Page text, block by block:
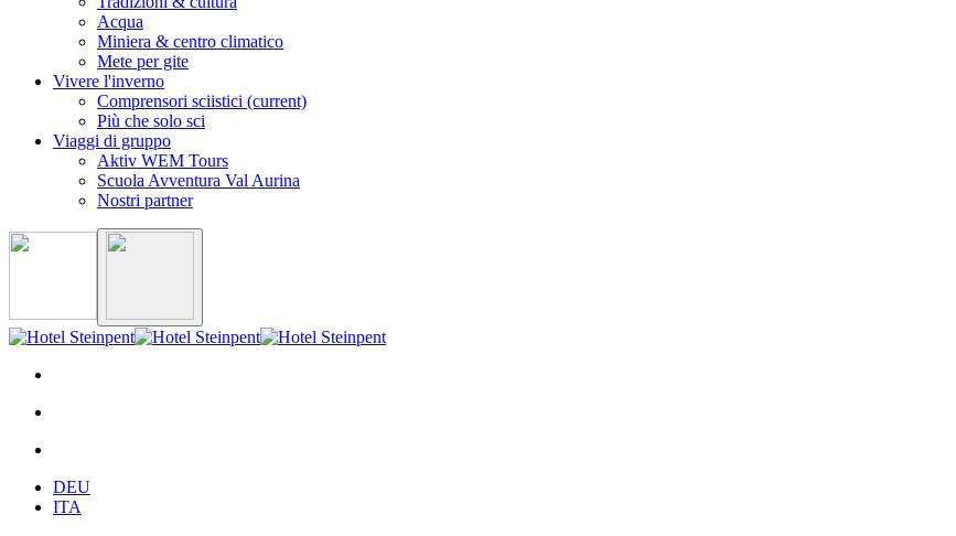
Acqua
Miniera & centro climatico
Mete per gite
Vivere l'inverno
Comprensori sciistici (current)
Più che solo sci
Viaggi di gruppo
Aktiv WEM Tours
Scuola Avventura Val Aurina
Nostri partner
DEU
ITA